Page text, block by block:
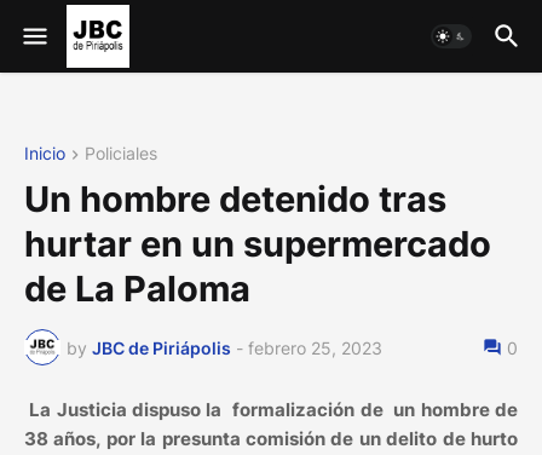
Inicio Policiales
Un hombre detenido tras
hurtar en un supermercado
de La Paloma
by JBC de Piriápolis - febrero 25, 2023 0
La Justicia dispuso la formalización de un hombre de
38 años, por la presunta comisión de un delito de hurto